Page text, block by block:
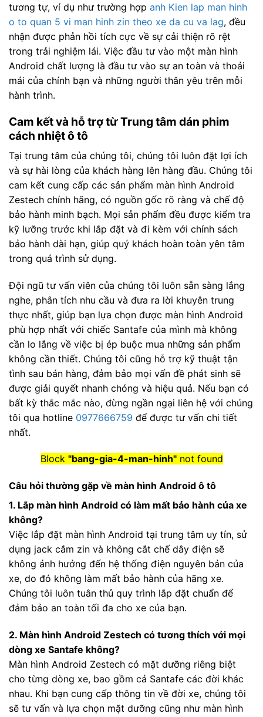
tương tự, ví dụ như trường hợp anh Kien lap man hinh
o to quan 5 vi man hinh zin theo xe da cu va lag, đều
nhận được phản hồi tích cực về sự cải thiện rõ rệt
trong trải nghiệm lái. Việc đầu tư vào một màn hình
Android chất lượng là đầu tư vào sự an toàn và thoải
mái của chính bạn và những người thân yêu trên mỗi
hành trình.
Cam kết và hỗ trợ từ Trung tâm dán phim
cách nhiệt ô tô
Tại trung tâm của chúng tôi, chúng tôi luôn đặt lợi ích
và sự hài lòng của khách hàng lên hàng đầu. Chúng tôi
cam kết cung cấp các sản phẩm màn hình Android
Zestech chính hãng, có nguồn gốc rõ ràng và chế độ
bảo hành minh bạch. Mọi sản phẩm đều được kiểm tra
kỹ lưỡng trước khi lắp đặt và đi kèm với chính sách
bảo hành dài hạn, giúp quý khách hoàn toàn yên tâm
trong quá trình sử dụng.
Đội ngũ tư vấn viên của chúng tôi luôn sẵn sàng lắng
nghe, phân tích nhu cầu và đưa ra lời khuyên trung
thực nhất, giúp bạn lựa chọn được màn hình Android
phù hợp nhất với chiếc Santafe của mình mà không
cần lo lắng về việc bị ép buộc mua những sản phẩm
không cần thiết. Chúng tôi cũng hỗ trợ kỹ thuật tận
tình sau bán hàng, đảm bảo mọi vấn đề phát sinh sẽ
được giải quyết nhanh chóng và hiệu quả. Nếu bạn có
bất kỳ thắc mắc nào, đừng ngần ngại liên hệ với chúng
tôi qua hotline 0977666759 để được tư vấn chi tiết
nhất.
Block "bang-gia-4-man-hinh"not found
Câu hỏi thường gặp về màn hình Android ô tô
1. Lắp màn hình Android có làm mất bảo hành của xe
không?
Việc lắp đặt màn hình Android tại trung tâm uy tín, sử
dụng jack cắm zin và không cắt chế dây điện sẽ
không ảnh hưởng đến hệ thống điện nguyên bản của
xe, do đó không làm mất bảo hành của hãng xe.
Chúng tôi luôn tuân thủ quy trình lắp đặt chuẩn để
đảm bảo an toàn tối đa cho xe của bạn.
2. Màn hình Android Zestech có tương thích với mọi
dòng xe Santafe không?
Màn hình Android Zestech có mặt dưỡng riêng biệt
cho từng dòng xe, bao gồm cả Santafe các đời khác
nhau. Khi bạn cung cấp thông tin về đời xe, chúng tôi
sẽ tư vấn và lựa chọn mặt dưỡng cũng như màn hình